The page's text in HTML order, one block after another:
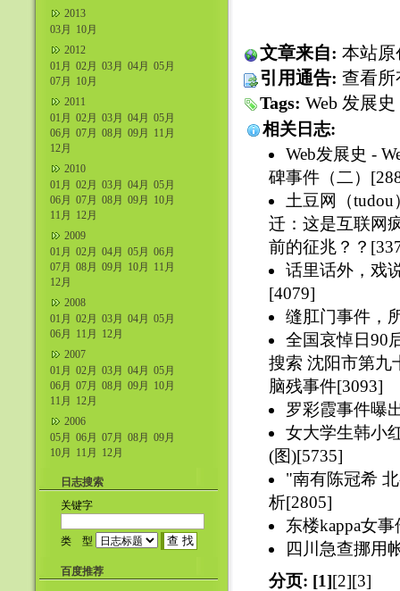
文章来自: 本站原
引用通告: 查看所
Tags: Web 发展史
相关日志:
Web发展史 -
碑事件（二）
土豆网（
迁：这是互联网
前的征兆？？
话里话外，戏
[4079]
缝肛门事件，
全国哀悼日90
搜索 沈阳市第九
脑残事件[3093]
罗彩霞事件曝
女大学生韩小
(图)[5735]
"南有陈冠希
析[2805]
东楼kappa女
四川急查挪用
分页: [1][2][3]
2013
03月
10月
2012
01月 02月 03月 04月 05月
07月
10月
2011
01月 02月 03月 04月 05月
06月 07月 08月 09月
11月
12月
2010
01月 02月 03月 04月 05月
06月 07月 08月 09月
10月
11月
12月
2009
01月 02月 04月 05月 06月
07月 08月 09月 10月
11月
12月
2008
01月 02月 03月 04月 05月
06月
11月
12月
2007
01月 02月 03月 04月 05月
06月 07月 08月 09月
10月
11月
12月
2006
05月 06月 07月 08月 09月
10月
11月 12月
日志搜索
关键字
类 型
百度推荐